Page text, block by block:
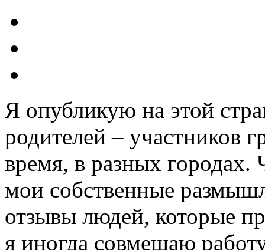
Я опубликую на этой
родителей – участников
время, в разных городах.
мои собственные
отзывы людей, которые
я иногда совмещаю